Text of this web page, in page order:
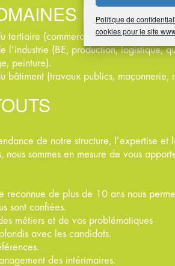
Politique de
cookies pour le site
tertiaire (commercial, ADV,
l’industrie (BE, production, logistique,
peinture).
bâtiment (travaux publics, maçonnerie,
de notre structure, l’expertise
nous sommes en mesure de vous
reconnue de plus de 10 ans nous
sont confiées.
métiers et de vos problématiques
avec les candidats.
des intérimaires.